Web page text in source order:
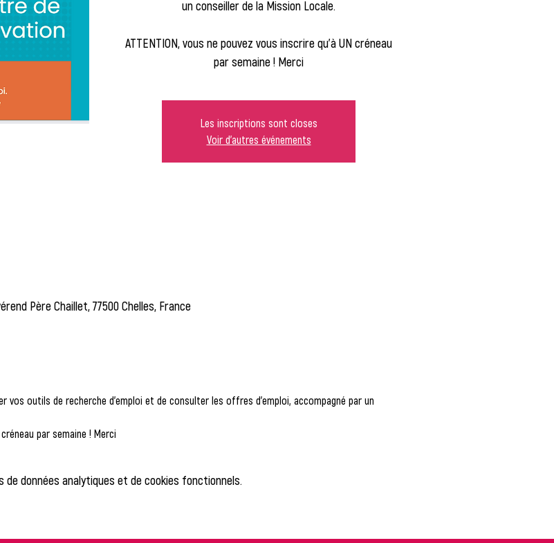
un conseiller de la Mission Locale.
ATTENTION, vous ne pouvez vous inscrire qu'à UN créneau
par semaine ! Merci
Les inscriptions sont closes
Voir d'autres événements
Père Chaillet, 77500 Chelles, France
vos outils de recherche d'emploi et de consulter les offres d'emploi, accompagné par un
par semaine ! Merci
de données analytiques et de cookies fonctionnels.